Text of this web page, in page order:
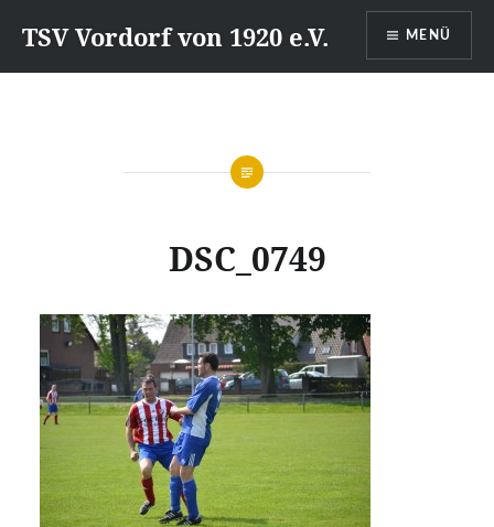
zumTSV Vordorf von 1920 e.V. MENÜ
DSC_0749